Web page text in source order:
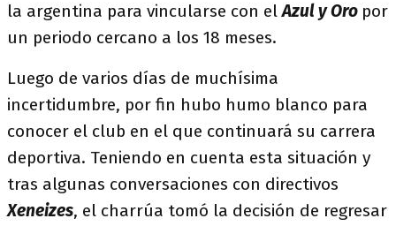
la argentina para vincularse con elAzul y Oro por
un periodo cercano a los 18 meses.
Luego de varios días de muchísima
incertidumbre, por fin hubo humo blanco para
conocer el club en el que continuará su carrera
deportiva. Teniendo en cuenta esta situación y
tras algunas conversaciones con directivos
Xeneizes, el charrúa tomó la decisión de regresar